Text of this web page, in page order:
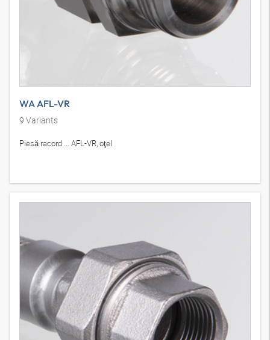
WA AFL-VR
9 Variants
Piesă racord ... AFL-VR, oţel